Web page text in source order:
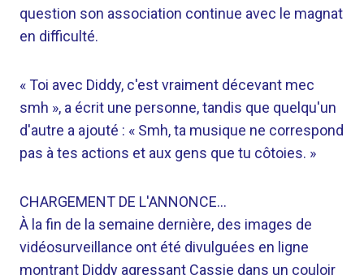
question son association continue avec le magnat
en difficulté.
« Toi avec Diddy, c'est vraiment décevant mec
smh », a écrit une personne, tandis que quelqu'un
d'autre a ajouté : « Smh, ta musique ne correspond
pas à tes actions et aux gens que tu côtoies. »
CHARGEMENT DE L'ANNONCE…
À la fin de la semaine dernière, des images de
vidéosurveillance ont été divulguées en ligne
montrant Diddy agressant Cassie dans un couloir